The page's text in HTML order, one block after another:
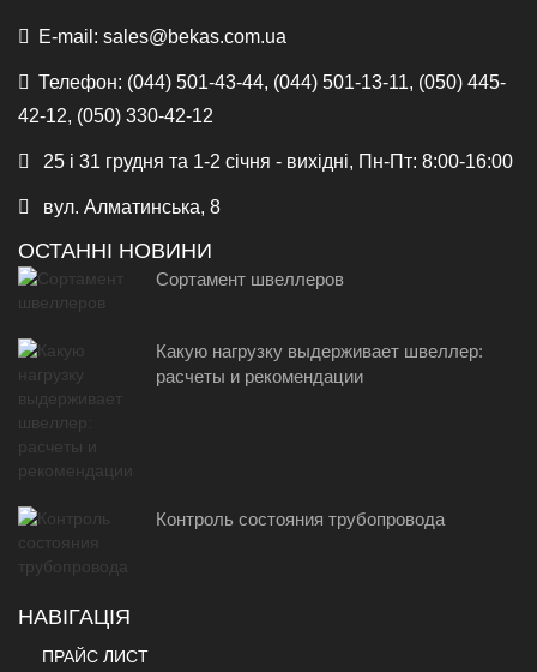
E-mail: sales@bekas.com.ua
Телефон: (044) 501-43-44, (044) 501-13-11, (050) 445-
42-12, (050) 330-42-12
25 і 31 грудня та 1-2 січня - вихідні, Пн-Пт: 8:00-16:00
вул. Алматинська, 8
ОСТАННІ НОВИНИ
Сортамент швеллеров
Какую нагрузку выдерживает швеллер:
расчеты и рекомендации
Контроль состояния трубопровода
НАВІГАЦІЯ
ПРАЙС ЛИСТ